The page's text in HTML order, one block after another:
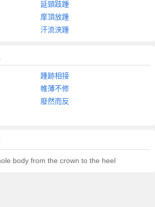
延頸跂踵
摩頂放踵
汗流浹踵
踵跡相接
帷薄不修
廢然而反
body from the crown to the heel